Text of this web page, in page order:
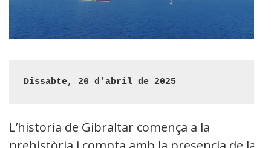
Dissabte, 26 d’abril de 2025
L’historia de Gibraltar comença a la